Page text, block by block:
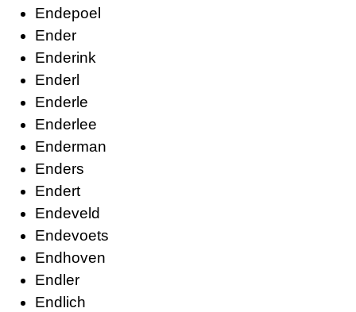
Endepoel
Ender
Enderink
Enderl
Enderle
Enderlee
Enderman
Enders
Endert
Endeveld
Endevoets
Endhoven
Endler
Endlich